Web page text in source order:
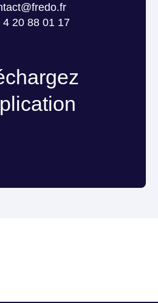
4 20 88 01 17